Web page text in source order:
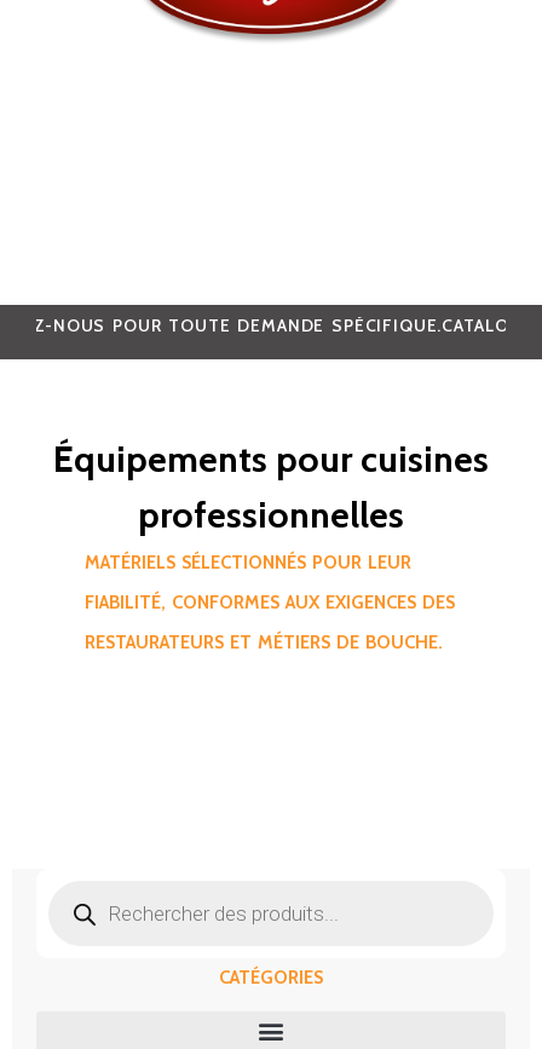
DEMANDE SPÉCIFIQUE.CATALOGUE EN COURS
Équipements pour cuisines
professionnelles
MATÉRIELS SÉLECTIONNÉS POUR LEUR
FIABILITÉ, CONFORMES AUX EXIGENCES DES
RESTAURATEURS ET MÉTIERS DE BOUCHE.
produits
CATÉGORIES